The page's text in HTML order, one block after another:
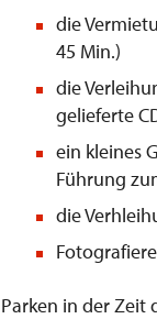
die
45 Min.)
die
gelieferte
ein kleines
Führung
die
Parken in der Zeit